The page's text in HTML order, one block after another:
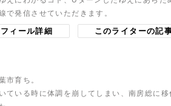
で発信させていただきます。
ィール詳細 このライターの記
市育ち。
ている時に体調を崩してしまい、南房総に